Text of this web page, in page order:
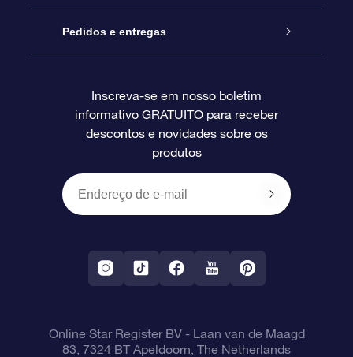
Blog
Avaliações
Pacote de presente da OSR
O cartão de presente da OSR
Presentes corporativos
Star Register
Página estelar personalizada
Um Milhão de Estrelas
OSR Starsaver
Aplicativo RV Fly me to the stars
Pedidos e entregas
Informações de pagamento
Política de devolução
Constelações
Inscreva-se em nosso boletim
informativo GRATUITO para receber
descontos e novidades sobre os
produtos
Online Star Register BV- Laan van de Maagd
83, 7324 BT Apeldoorn, The Netherlands